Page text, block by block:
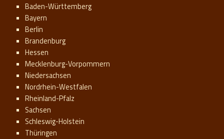
Baden-Württemberg
Bayern
Berlin
Brandenburg
Hessen
Mecklenburg-Vorpommern
Niedersachsen
Nordrhein-Westfalen
Rheinland-Pfalz
Sachsen
Schleswig-Holstein
Thüringen